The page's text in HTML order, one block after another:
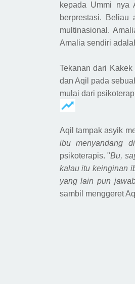
kepada Ummi nya
berprestasi.
multinasional .
Amalia sendiri
Tekanan dari
dan Aqil pada
mulai dari
Aqil tampak asyik
ibu menyandang
psikoterapis. "Bu,
kalau itu keinginan
yang lain pun
sambil menggeretA